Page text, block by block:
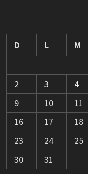
D
L M
2
3 4
9
10 11
16
17 18
23
24 25
30
31